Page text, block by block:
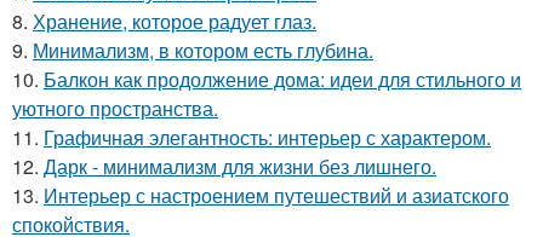
8. Хранение, которое радует глаз.
9. Минимализм, в котором есть глубина.
10. Балкон как продолжение дома: идеи для стильного и
уютного пространства.
11. Графичная элегантность: интерьер с характером.
12. Дарк - минимализм для жизни без лишнего.
13. Интерьер с настроением путешествий и азиатского
спокойствия.